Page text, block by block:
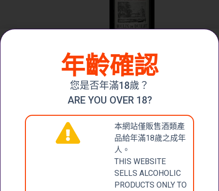
MOULIN DE
DUHART
PAUILLAC
DOMAINES
BARONS DE
ROTHSCHILD
(LAFITE) 2014
$500.00
加入購物車
張記國際洋酒有限公
年齡確認
您是否年滿18歲？
ARE YOU OVER 18?
本網站僅販售酒類產
品給年滿18歲之成年
人。
THIS WEBSITE
SELLS ALCOHOLIC
PRODUCTS ONLY TO